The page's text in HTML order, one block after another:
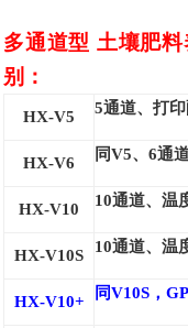
多通道型 土壤肥
别：
HX-V5 5通道、打
HX-V6 同V5、6通
HX-V10 10通道、温
HX-V10S 10通道、温
HX-V10+ 同V10S，